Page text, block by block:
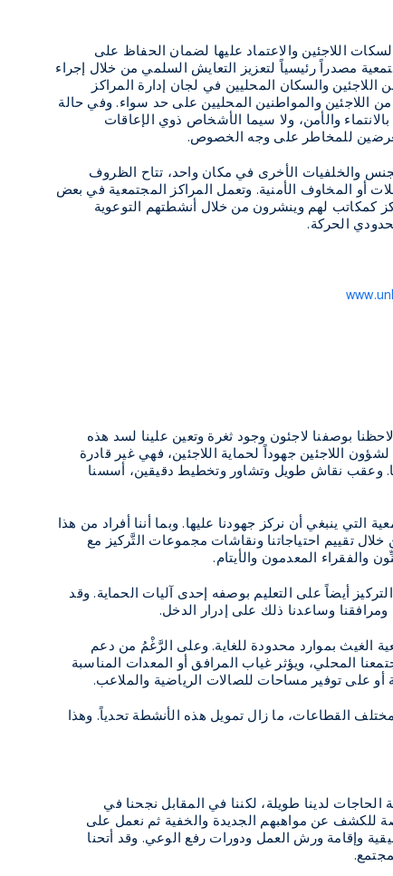
اللاجئين والاعتماد عليها لضمان الحفاظ على
مصدراً رئيسياً لتعزيز التعايش السلمي من خلال إجراء
والسكان المحليين في لجان إدارة المراكز
اللاجئين والمواطنين المحليين على حد سواء. وفي حالة
والأمن، ولا سيما الأشخاص ذوي الإعاقات
للمخاطر على وجه الخصوص.
والخلفيات الأخرى في مكان واحد، تتاح الظروف
أو المخاوف الأمنية. وتعمل المراكز المجتمعية في بعض
كمكاتب لهم وينشرون من خلال أنشطتهم التوعوية
الحركة.
بوصفنا لاجئون وجود ثغرة وتعين علينا لسد هذه
اللاجئين جهوداً لحماية اللاجئين، فهي غير قادرة
وعقب نقاش طويل وتشاور وتخطيط دقيقين، أسسنا
التي ينبغي أن نركز جهودنا عليها. وبما أننا أفراد من هذا
خلال تقييم احتياجاتنا ونقاشات مجموعات التَّركيز مع
والفقراء المعدمون والأيتام.
أيضاً على التعليم بوصفه إحدى آليات الحماية. وقد
وساعدنا ذلك على إدرار الدخل.
الغيث بموارد محدودة للغاية. وعلى الرَّغْمُ من دعم
المحلي، ويؤثر غياب المرافق أو المعدات المناسبة
على توفير مساحات للصالات الرياضية والملاعب.
القطاعات، ما زال تمويل هذه الأنشطة تحدياً. وهذا
لدينا طويلة، لكننا في المقابل نجحنا في
للكشف عن مواهبهم الجديدة والخفية ثم نعمل على
وإقامة ورش العمل ودورات رفع الوعي. وقد أتحنا